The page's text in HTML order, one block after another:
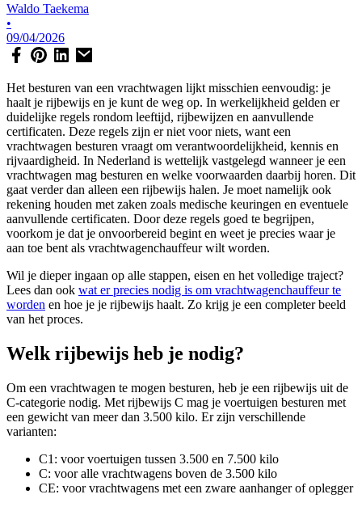
Waldo Taekema
•
09/04/2026
Het besturen van een vrachtwagen lijkt misschien eenvoudig: je
haalt je rijbewijs en je kunt de weg op. In werkelijkheid gelden er
duidelijke regels rondom leeftijd, rijbewijzen en aanvullende
certificaten. Deze regels zijn er niet voor niets, want een
vrachtwagen besturen vraagt om verantwoordelijkheid, kennis en
rijvaardigheid. In Nederland is wettelijk vastgelegd wanneer je een
vrachtwagen mag besturen en welke voorwaarden daarbij horen. Dit
gaat verder dan alleen een rijbewijs halen. Je moet namelijk ook
rekening houden met zaken zoals medische keuringen en eventuele
aanvullende certificaten. Door deze regels goed te begrijpen,
voorkom je dat je onvoorbereid begint en weet je precies waar je
aan toe bent als vrachtwagenchauffeur wilt worden.
Wil je dieper ingaan op alle stappen, eisen en het volledige traject?
Lees dan ook wat er precies nodig is om vrachtwagenchauffeur te
worden en hoe je je rijbewijs haalt. Zo krijg je een completer beeld
van het proces.
Welk rijbewijs heb je nodig?
Om een vrachtwagen te mogen besturen, heb je een rijbewijs uit de
C-categorie nodig. Met rijbewijs C mag je voertuigen besturen met
een gewicht van meer dan 3.500 kilo. Er zijn verschillende
varianten:
C1: voor voertuigen tussen 3.500 en 7.500 kilo
C: voor alle vrachtwagens boven de 3.500 kilo
CE: voor vrachtwagens met een zware aanhanger of oplegger